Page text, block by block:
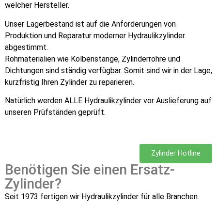
welcher Hersteller.
Unser Lagerbestand ist auf die Anforderungen von
Produktion und Reparatur moderner Hydraulikzylinder
abgestimmt.
Rohmaterialien wie Kolbenstange, Zylinderrohre und
Dichtungen sind ständig verfügbar. Somit sind wir in der Lage,
kurzfristig Ihren Zylinder zu reparieren.
Natürlich werden ALLE Hydraulikzylinder vor Auslieferung auf
unseren Prüfständen geprüft.
Zylinder Hotline
Benötigen Sie einen Ersatz-
Zylinder?
Seit 1973 fertigen wir Hydraulikzylinder für alle Branchen.